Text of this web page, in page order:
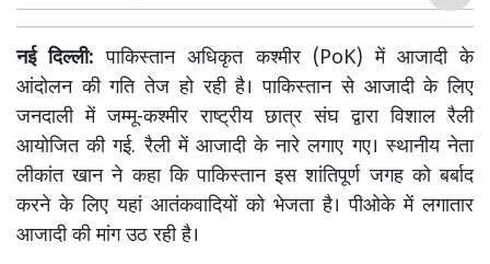
नई दिल्ली:पाकिस्तान अधिकृत कश्मीर (PoK) में आजादी के
आंदोलन की गति तेज हो रही है। पाकिस्तान से आजादी के लिए
जनदाली में जम्मू-कश्मीर राष्ट्रीय छात्र संघ द्वारा विशाल रैली
आयोजित की गई. रैली में आजादी के नारे लगाए गए। स्थानीय नेता
लीकांत खान ने कहा कि पाकिस्तान इस शांतिपूर्ण जगह को बर्बाद
करने के लिए यहां आतंकवादियों को भेजता है। पीओके में लगातार
आजादी की मांग उठ रही है।